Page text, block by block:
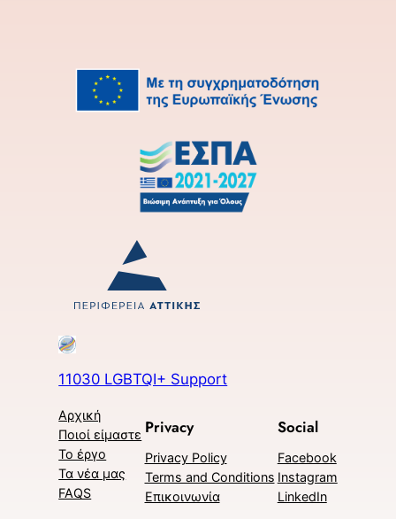
11030 LGBTQI+ Support
Αρχική
Ποιοί είμαστε
Το έργο
Τα νέα μας
FAQS
Privacy
Privacy Policy
Terms and Conditions
Επικοινωνία
Social
Facebook
Instagram
LinkedIn